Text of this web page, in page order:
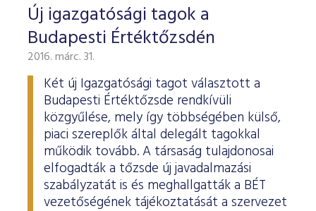
Új igazgatósági tagok a
Budapesti Értéktőzsdén
2016. márc. 31.
Két új Igazgatósági tagot választott a
Budapesti Értéktőzsde rendkívüli
közgyűlése, mely így többségében külső,
piaci szereplők által delegált tagokkal
működik tovább. A társaság tulajdonosai
elfogadták a tőzsde új javadalmazási
szabályzatát is és meghallgatták a BÉT
vezetőségének tájékoztatását a szervezet